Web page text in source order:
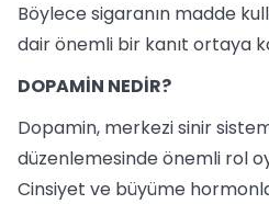
Böylece sigaranın madde
dair önemli bir kanıt ortaya
DOPAMİN NEDİR?
Dopamin, merkezi sinir
düzenlemesinde önemli rol
Cinsiyet ve büyüme